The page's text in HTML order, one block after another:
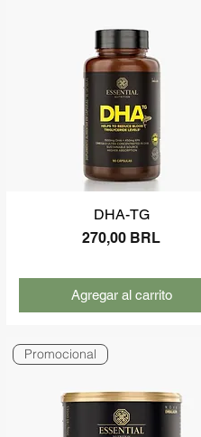
DHA-TG
Precio
270,00 BRL
Agregar al carrito
Promocional